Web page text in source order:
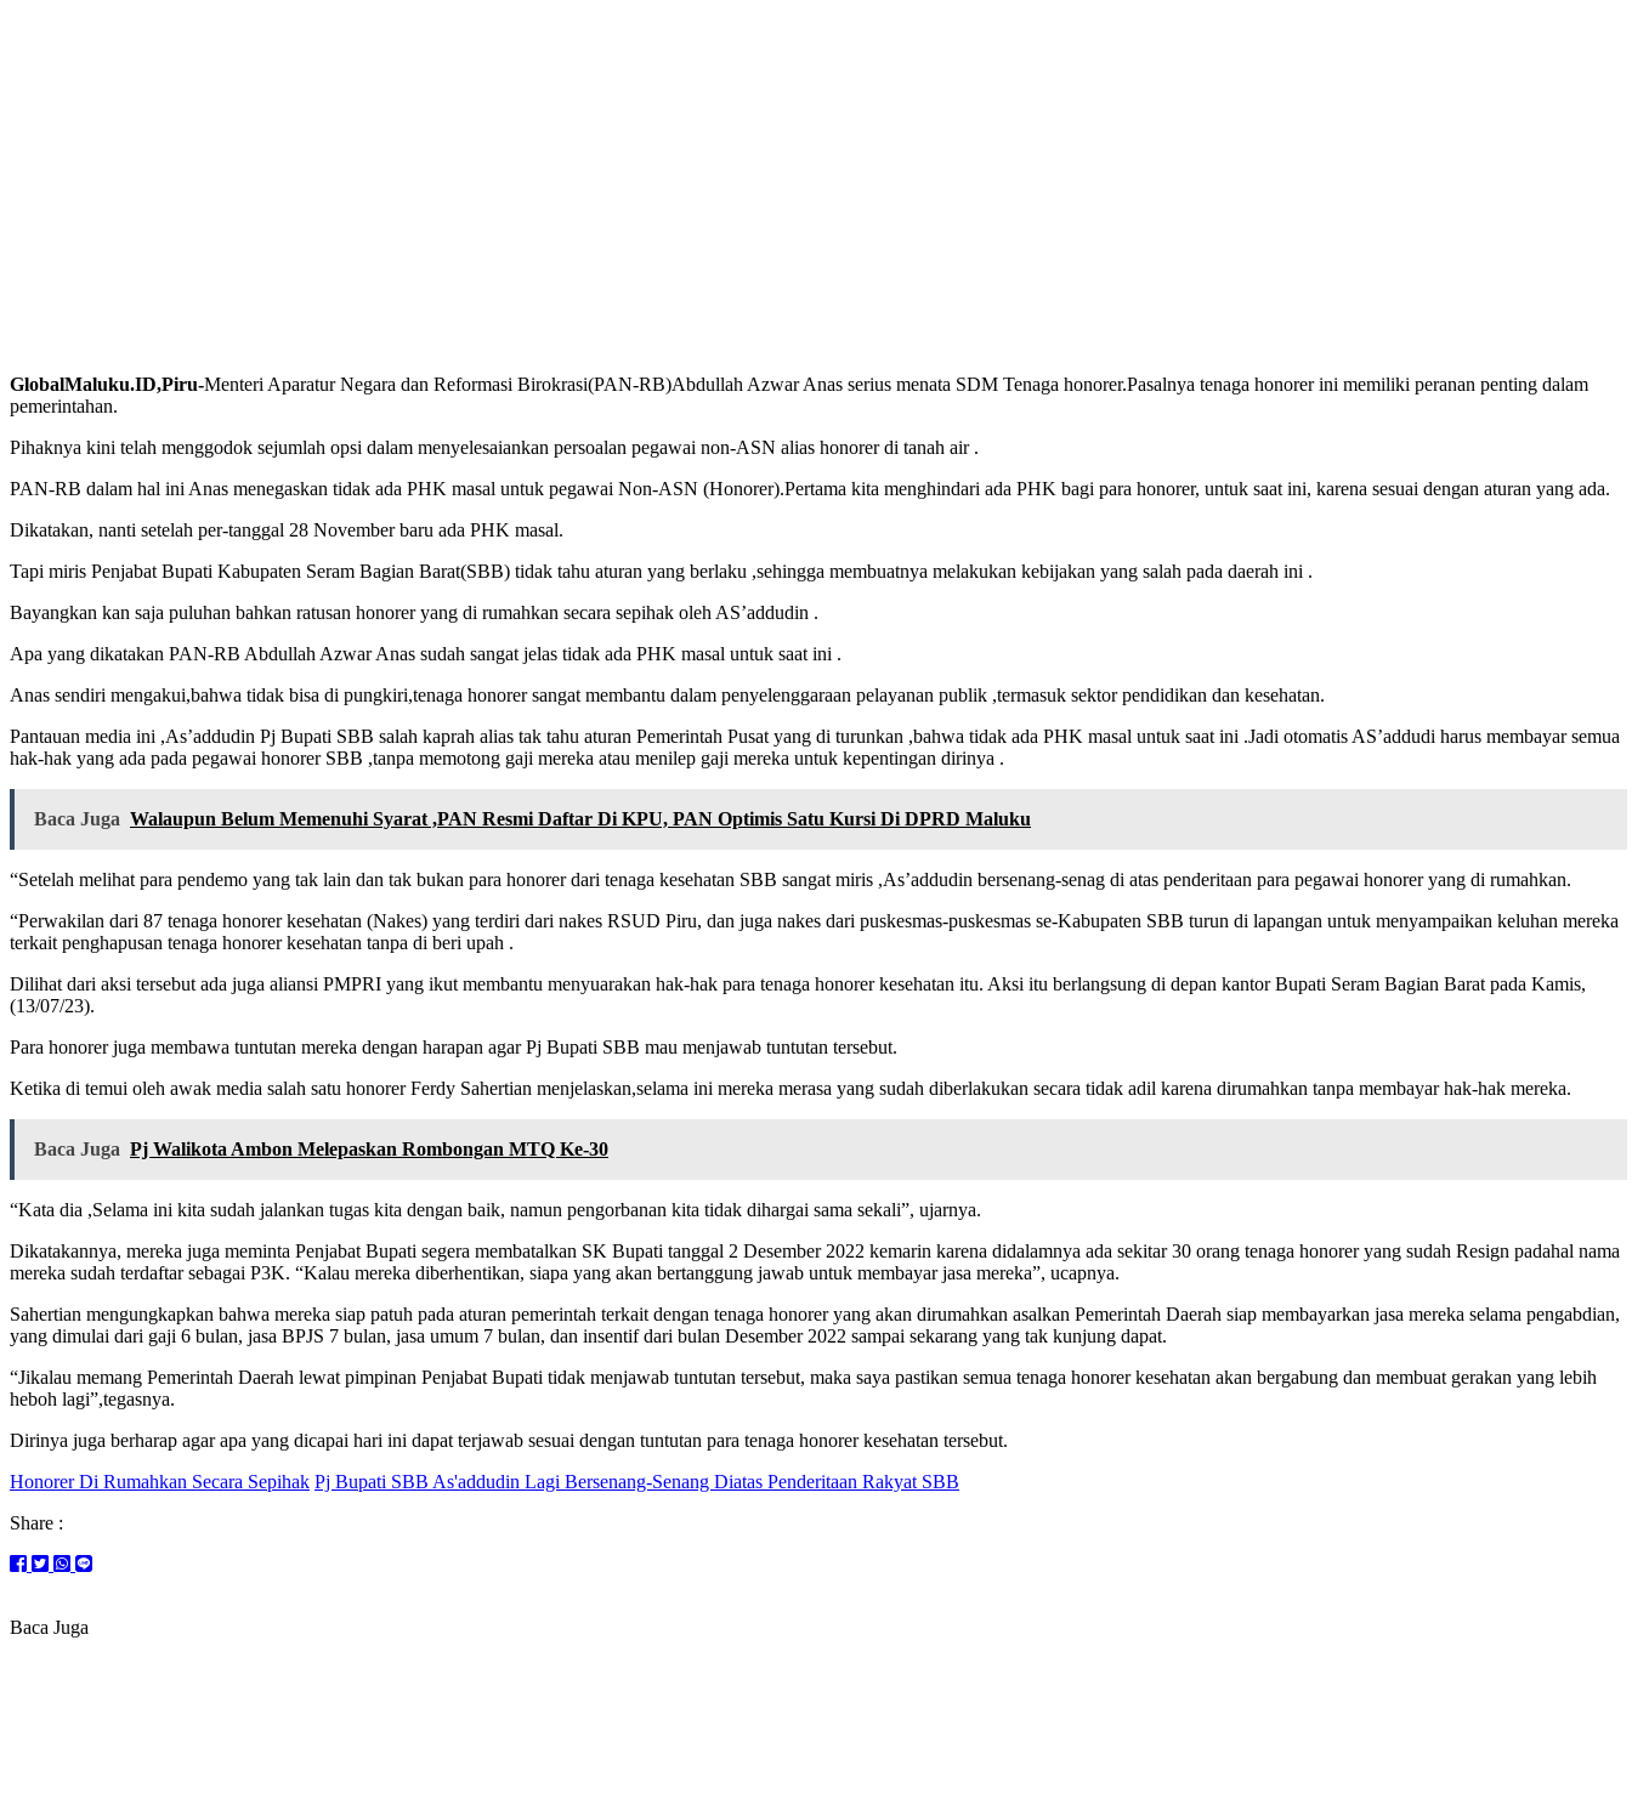
GlobalMaluku.ID,Piru-Menteri Aparatur Negara dan Reformasi Birokrasi(PAN-RB)Abdullah Azwar Anas serius menata SDM Tenaga honorer.Pasalnya tenaga honorer ini memiliki peranan penting dalam
pemerintahan.
Pihaknya kini telah menggodok sejumlah opsi dalam menyelesaiankan persoalan pegawai non-ASN alias honorer di tanah air .
PAN-RB dalam hal ini Anas menegaskan tidak ada PHK masal untuk pegawai Non-ASN (Honorer).Pertama kita menghindari ada PHK bagi para honorer, untuk saat ini, karena sesuai dengan aturan yang ada.
Dikatakan, nanti setelah per-tanggal 28 November baru ada PHK masal.
Tapi miris Penjabat Bupati Kabupaten Seram Bagian Barat(SBB) tidak tahu aturan yang berlaku ,sehingga membuatnya melakukan kebijakan yang salah pada daerah ini .
Bayangkan kan saja puluhan bahkan ratusan honorer yang di rumahkan secara sepihak oleh AS’addudin .
Apa yang dikatakan PAN-RB Abdullah Azwar Anas sudah sangat jelas tidak ada PHK masal untuk saat ini .
Anas sendiri mengakui,bahwa tidak bisa di pungkiri,tenaga honorer sangat membantu dalam penyelenggaraan pelayanan publik ,termasuk sektor pendidikan dan kesehatan.
Pantauan media ini ,As’addudin Pj Bupati SBB salah kaprah alias tak tahu aturan Pemerintah Pusat yang di turunkan ,bahwa tidak ada PHK masal untuk saat ini .Jadi otomatis AS’addudi harus membayar semua
hak-hak yang ada pada pegawai honorer SBB ,tanpa memotong gaji mereka atau menilep gaji mereka untuk kepentingan dirinya .
Baca Juga Walaupun Belum Memenuhi Syarat ,PAN Resmi Daftar Di KPU, PAN Optimis Satu Kursi Di DPRD Maluku
“Setelah melihat para pendemo yang tak lain dan tak bukan para honorer dari tenaga kesehatan SBB sangat miris ,As’addudin bersenang-senag di atas penderitaan para pegawai honorer yang di rumahkan.
“Perwakilan dari 87 tenaga honorer kesehatan (Nakes) yang terdiri dari nakes RSUD Piru, dan juga nakes dari puskesmas-puskesmas se-Kabupaten SBB turun di lapangan untuk menyampaikan keluhan mereka
terkait penghapusan tenaga honorer kesehatan tanpa di beri upah .
Dilihat dari aksi tersebut ada juga aliansi PMPRI yang ikut membantu menyuarakan hak-hak para tenaga honorer kesehatan itu. Aksi itu berlangsung di depan kantor Bupati Seram Bagian Barat pada Kamis,
(13/07/23).
Para honorer juga membawa tuntutan mereka dengan harapan agar Pj Bupati SBB mau menjawab tuntutan tersebut.
Ketika di temui oleh awak media salah satu honorer Ferdy Sahertian menjelaskan,selama ini mereka merasa yang sudah diberlakukan secara tidak adil karena dirumahkan tanpa membayar hak-hak mereka.
Baca Juga Pj Walikota Ambon Melepaskan Rombongan MTQ Ke-30
“Kata dia ,Selama ini kita sudah jalankan tugas kita dengan baik, namun pengorbanan kita tidak dihargai sama sekali”, ujarnya.
Dikatakannya, mereka juga meminta Penjabat Bupati segera membatalkan SK Bupati tanggal 2 Desember 2022 kemarin karena didalamnya ada sekitar 30 orang tenaga honorer yang sudah Resign padahal nama
mereka sudah terdaftar sebagai P3K. “Kalau mereka diberhentikan, siapa yang akan bertanggung jawab untuk membayar jasa mereka”, ucapnya.
Sahertian mengungkapkan bahwa mereka siap patuh pada aturan pemerintah terkait dengan tenaga honorer yang akan dirumahkan asalkan Pemerintah Daerah siap membayarkan jasa mereka selama pengabdian,
yang dimulai dari gaji 6 bulan, jasa BPJS 7 bulan, jasa umum 7 bulan, dan insentif dari bulan Desember 2022 sampai sekarang yang tak kunjung dapat.
“Jikalau memang Pemerintah Daerah lewat pimpinan Penjabat Bupati tidak menjawab tuntutan tersebut, maka saya pastikan semua tenaga honorer kesehatan akan bergabung dan membuat gerakan yang lebih
heboh lagi”,tegasnya.
Dirinya juga berharap agar apa yang dicapai hari ini dapat terjawab sesuai dengan tuntutan para tenaga honorer kesehatan tersebut.
Honorer Di Rumahkan Secara Sepihak Pj Bupati SBB As'addudin Lagi Bersenang-Senang Diatas Penderitaan Rakyat SBB
Share :
Baca Juga